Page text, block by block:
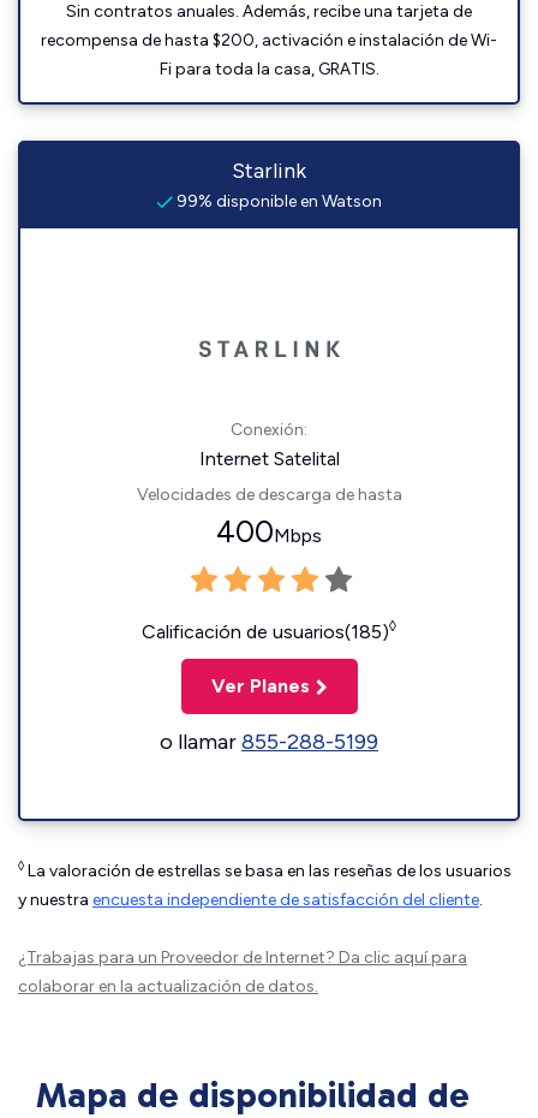
Sin contratos anuales. Además, recibe una tarjeta de
recompensa de hasta $200, activación e instalación de Wi-
Fi para toda la casa, GRATIS.
Starlink
99% disponible en Watson
Conexión:
Internet Satelital
Velocidades de descarga de hasta
400Mbps
Calificación de usuarios(185)◊
Ver Planes
o llamar855-288-5199
◊ La valoración de estrellas se basa en las reseñas de los usuarios
y nuestra encuesta independiente de satisfacción del cliente.
¿Trabajas para un Proveedor de Internet? Da clic aquípara
colaborar en la actualización de datos.
Mapa de disponibilidad de